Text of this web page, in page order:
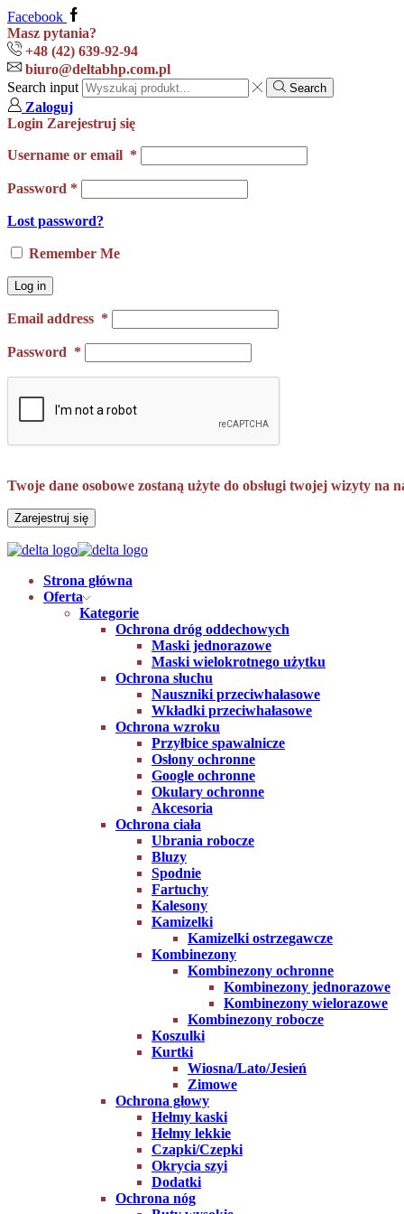
Facebook
Masz pytania?
+48 (42) 639-92-94
biuro@deltabhp.com.pl
Search input
Search
Zaloguj
Login Zarejestruj się
Username or email *
Password *
Lost password?
Remember Me
Log in
Email address *
Password *
Twoje dane osobowe zostaną użyte do obsługi twojej wizyty
Zarejestruj się
Strona główna
Oferta
Kategorie
Ochrona dróg oddechowych
Maski jednorazowe
Maski wielokrotnego użytku
Ochrona słuchu
Nauszniki przeciwhałasowe
Wkładki przeciwhałasowe
Ochrona wzroku
Przyłbice spawalnicze
Osłony ochronne
Google ochronne
Okulary ochronne
Akcesoria
Ochrona ciała
Ubrania robocze
Bluzy
Spodnie
Fartuchy
Kalesony
Kamizelki
Kamizelki ostrzegawcze
Kombinezony
Kombinezony ochronne
Kombinezony jednorazowe
Kombinezony wielorazowe
Kombinezony robocze
Koszulki
Kurtki
Wiosna/Lato/Jesień
Zimowe
Ochrona głowy
Hełmy kaski
Hełmy lekkie
Czapki/Czepki
Okrycia szyi
Dodatki
Ochrona nóg